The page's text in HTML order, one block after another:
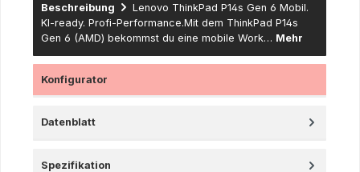
Beschreibung
Lenovo ThinkPad P14s Gen 6 Mobil.
KI-ready. Profi-Performance.Mit dem ThinkPad P14s
Gen 6 (AMD) bekommst du eine mobile Work… Mehr
Konfigurator
Datenblatt
Spezifikation